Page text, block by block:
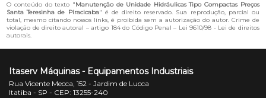
O conteúdo do texto "Manutenção de Unidade Hidráulicas Tipo Compactas Preços
Santa Teresinha de Piracicaba" é de direito reservado. Sua reprodução, parcial ou
total, mesmo citando nossos links, é proibida sem a autorização do autor. Crime de
violação de direito autoral – artigo 184 do Código Penal – Lei 9610/98 - Lei de direitos
autorais.
Itaserv Máquinas - Equipamentos Industriais
Rua Vicente Mecca, 152 - Jardim de Lucca
Itatiba - SP - CEP: 13255-240